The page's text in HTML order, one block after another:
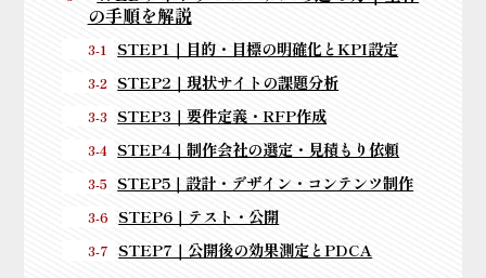
の手順を解説
STEP1｜目的・目標の明確化とKPI設定
STEP2｜現状サイトの課題分析
STEP3｜要件定義・RFP作成
STEP4｜制作会社の選定・見積もり依頼
STEP5｜設計・デザイン・コンテンツ制作
STEP6｜テスト・公開
STEP7｜公開後の効果測定とPDCA